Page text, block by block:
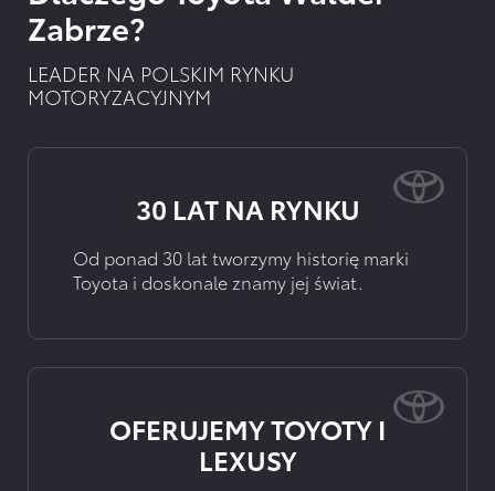
Zabrze?
LEADER NA POLSKIM RYNKU
MOTORYZACYJNYM
30 LAT NA RYNKU
Od ponad 30 lat tworzymy historię marki
Toyota i doskonale znamy jej świat.
OFERUJEMY TOYOTY I
LEXUSY